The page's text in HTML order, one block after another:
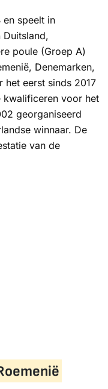
en speelt in
Duitsland,
poule (Groep A)
Denemarken,
het eerst sinds 2017
kwalificeren voor het
georganiseerd
winnaar. De
van de